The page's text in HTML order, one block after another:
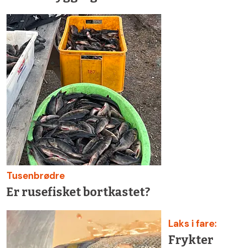
Tusenbrødre
Er rusefisket bortkastet?
Laks i fare:
Frykter